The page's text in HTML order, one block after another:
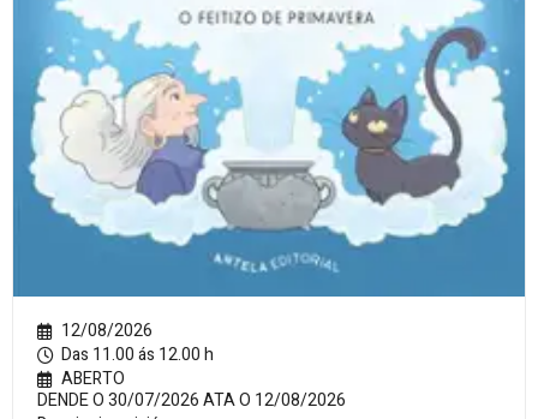
12/08/2026
Das 11.00 ás 12.00 h
ABERTO
DENDE O 30/07/2026 ATA O 12/08/2026